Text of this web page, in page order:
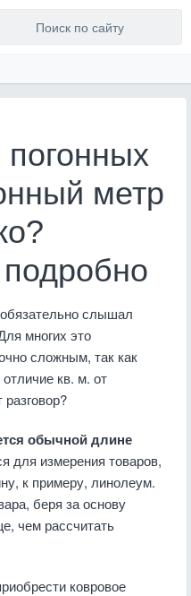
погонных
метр
слышал
многих это
сложным, так как
кв. м. от
обычной длине
для измерения товаров,
к примеру, линолеум.
беря за основу
чем рассчитать
ковровое
предложений по
artist71@cp9.ru